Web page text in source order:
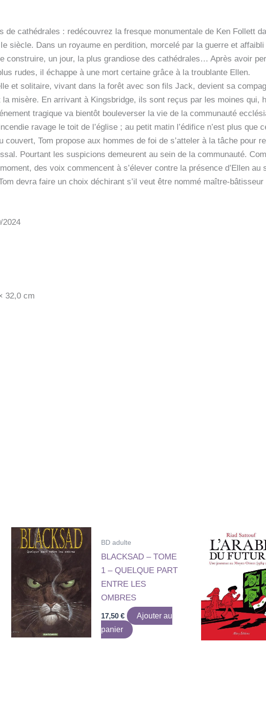
de cathédrales : redécouvrez la fresque monumentale de Ken Follett
siècle. Dans un royaume en perdition, morcelé par la guerre et
construire, un jour, la plus grandiose des cathédrales… Après avoir
rudes, il échappe à une mort certaine grâce à la troublante Ellen.
et solitaire, vivant dans la forêt avec son fils Jack, devient sa
misère. En arrivant à Kingsbridge, ils sont reçus par les moines qui,
tragique va bientôt bouleverser la vie de la communauté
ravage le toit de l’église ; au petit matin l’édifice n’est plus que
couvert, Tom propose aux hommes de foi de s’atteler à la tâche pour
Pourtant les suspicions demeurent au sein de la communauté.
des voix commencent à s’élever contre la présence d’Ellen au
devra faire un choix déchirant s’il veut être nommé maître-
2024
32,0 cm
BD adulte
BLACKSAD – TOME
1 – QUELQUE PART
ENTRE LES
OMBRES
17,50€
Ajouter au
panier